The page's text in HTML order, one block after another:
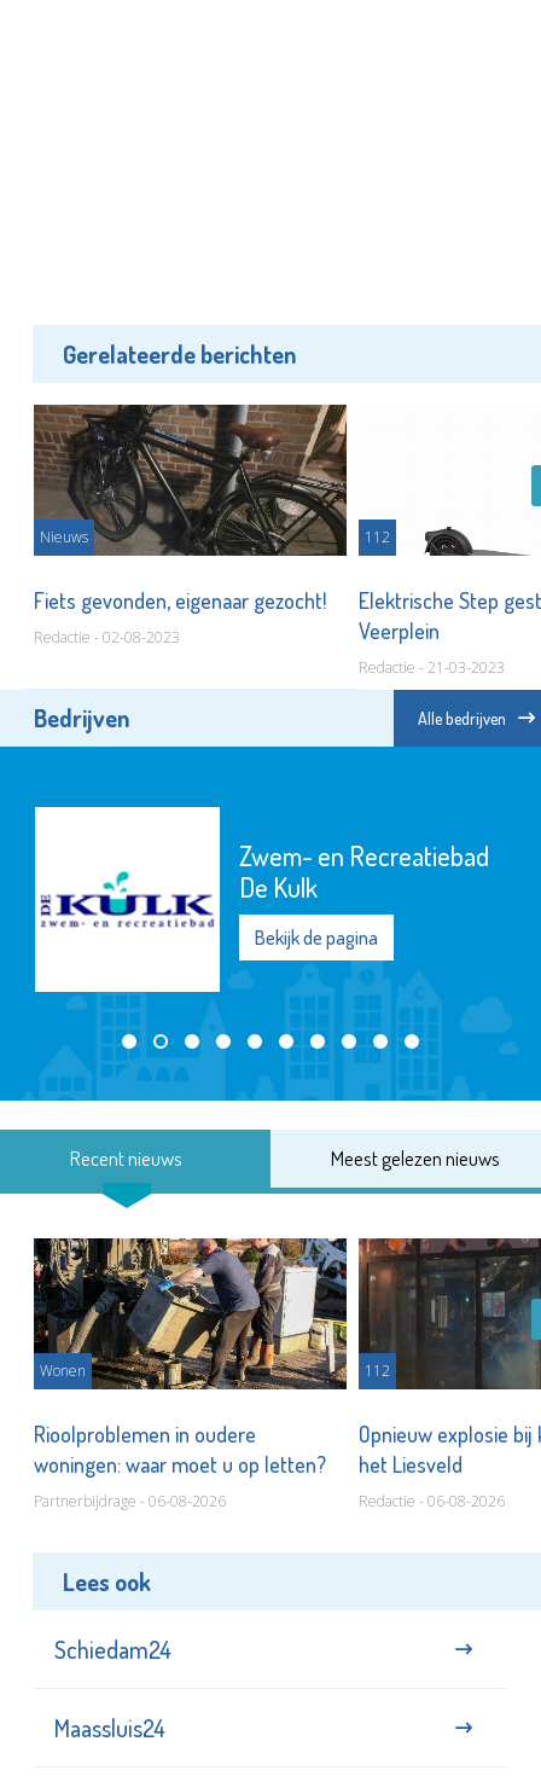
Gerelateerde berichten
Nieuws
Fiets gevonden, eigenaar gezocht!
Redactie - 02-08-2023
112
Elektrische Step
Veerplein
Redactie - 21-03-2023
Bedrijven Alle bedrijven
Zwem- en Recreatiebad
De Kulk
Bekijk de pagina
Recent nieuws Meest gelezen nieuws
Wonen
Rioolproblemen in oudere
woningen: waar moet u op letten?
Partnerbijdrage - 06-08-2026
112
Opnieuw explosie bij
het Liesveld
Redactie - 06-08-2026
Lees ook
Schiedam24
Maassluis24